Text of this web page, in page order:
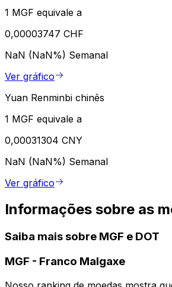
1 MGF equivale a
0,00003747 CHF
NaN (NaN%) Semanal
Ver gráfico
Yuan Renminbi chinês
1 MGF equivale a
0,00031304 CNY
NaN (NaN%) Semanal
Ver gráfico
Informações sobre as
Saiba mais sobre MGF e DOT
MGF - Franco Malgaxe